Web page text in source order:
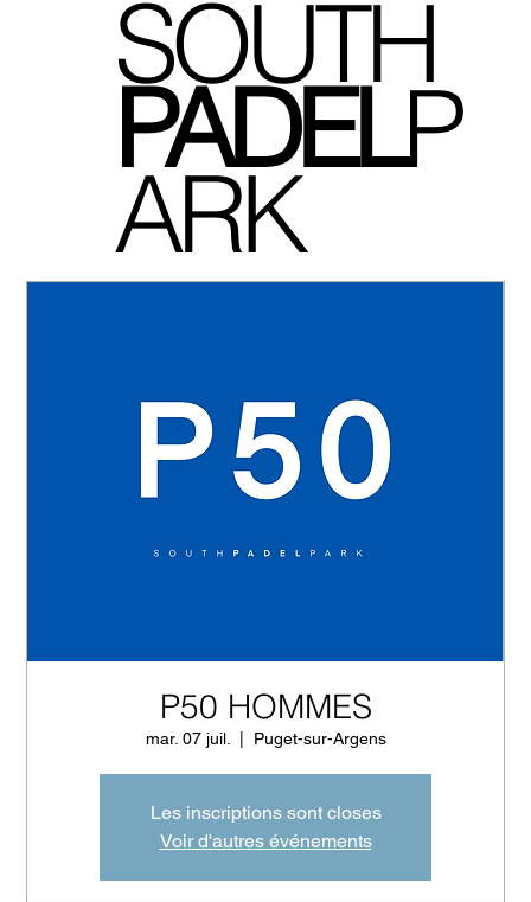
SOUTH
PADELP
ARK
P50 HOMMES
mar. 07 juil. Puget-sur-Argens
Les inscriptions sont closes
Voir d'autres événements